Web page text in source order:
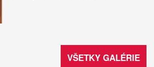
VŠETKY GALÉRIE